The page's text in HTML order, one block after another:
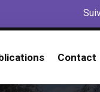
Contact